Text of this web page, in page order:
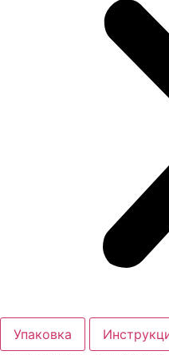
Упаковка